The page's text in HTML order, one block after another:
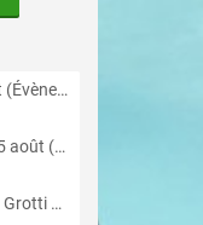
GTA Online : Détails des bonus du 6 au 12 août (Évènement « Braquages de l'été » - Suite et fin)
GTA Online : Détails des bonus du 30 juillet au 5 août (Évènement « Braquages d'été »)
GTA Online : Les Pegassi Ignus de poursuite et Grotti Veleno GT sont maintenant disponibles